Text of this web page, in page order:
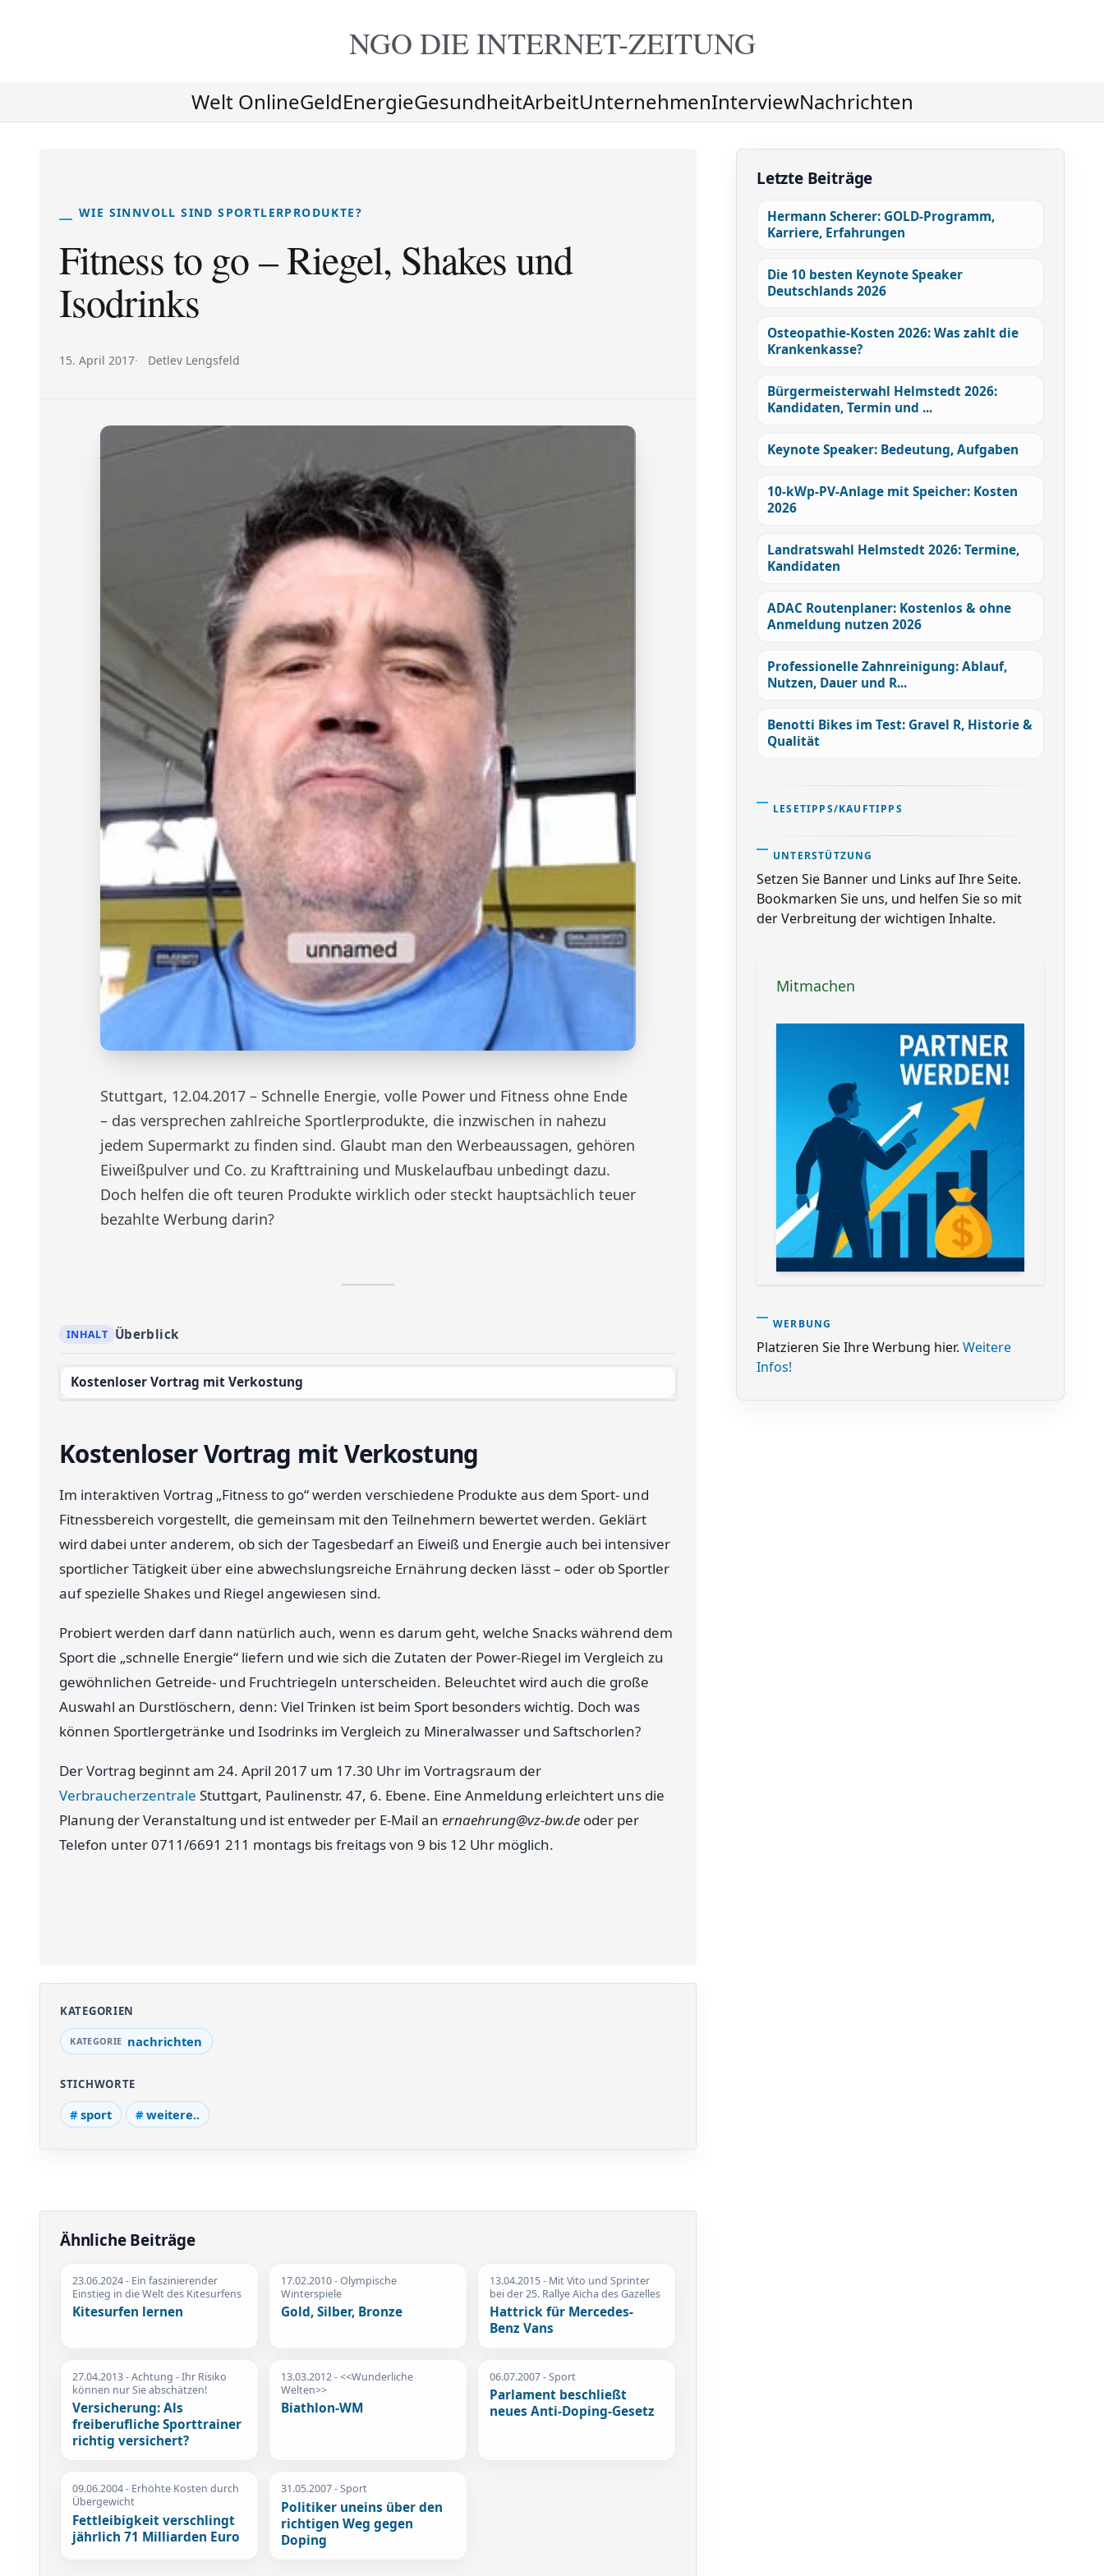
NGO DIEINTERNET-ZEITUNG
Welt OnlineGeldEnergieGesundheitArbeitUnternehmenInterviewNachrichten
WIE SINNVOLL SIND SPORTLERPRODUKTE?
Fitness to go – Riegel, Shakes und
Isodrinks
Veröffentlicht am:
15. April 2017 Autor:
Detlev Lengsfeld
Stuttgart, 12.04.2017 – Schnelle Energie, volle Power und Fitness ohne Ende
– das versprechen zahlreiche Sportlerprodukte, die inzwischen in nahezu
jedem Supermarkt zu finden sind. Glaubt man den Werbeaussagen, gehören
Eiweißpulver und Co. zu Krafttraining und Muskelaufbau unbedingt dazu.
Doch helfen die oft teuren Produkte wirklich oder steckt hauptsächlich teuer
bezahlte Werbung darin?
Überblick
Kostenloser Vortrag mit Verkostung
Kostenloser Vortrag mit Verkostung
Im interaktiven Vortrag „Fitness to go“ werden verschiedene Produkte aus dem Sport- und
Fitnessbereich vorgestellt, die gemeinsam mit den Teilnehmern bewertet werden. Geklärt
wird dabei unter anderem, ob sich der Tagesbedarf an Eiweiß und Energie auch bei intensiver
sportlicher Tätigkeit über eine abwechslungsreiche Ernährung decken lässt – oder ob Sportler
auf spezielle Shakes und Riegel angewiesen sind.
Probiert werden darf dann natürlich auch, wenn es darum geht, welche Snacks während dem
Sport die „schnelle Energie“ liefern und wie sich die Zutaten der Power-Riegel im Vergleich zu
gewöhnlichen Getreide- und Fruchtriegeln unterscheiden. Beleuchtet wird auch die große
Auswahl an Durstlöschern, denn: Viel Trinken ist beim Sport besonders wichtig. Doch was
können Sportlergetränke und Isodrinks im Vergleich zu Mineralwasser und Saftschorlen?
Der Vortrag beginnt am 24. April 2017 um 17.30 Uhr im Vortragsraum der
Verbraucherzentrale Stuttgart, Paulinenstr. 47, 6. Ebene. Eine Anmeldung erleichtert uns die
Planung der Veranstaltung und ist entweder per E-Mail an ernaehrung@vz-bw.de oder per
Telefon unter 0711/6691 211 montags bis freitags von 9 bis 12 Uhr möglich.
KATEGORIEN
nachrichten
STICHWORTE
sport weitere..
Ähnliche Beiträge
23.06.2024- Ein faszinierender
Einstieg in die Welt des Kitesurfens
Kitesurfen lernen
17.02.2010- Olympische
Winterspiele
Gold, Silber, Bronze
13.04.2015- Mit Vito und Sprinter
bei der 25. Rallye Aïcha des Gazelles
Hattrick für Mercedes-
Benz Vans
27.04.2013- Achtung - Ihr Risiko
können nur Sie abschätzen!
Versicherung: Als
freiberufliche Sporttrainer
richtig versichert?
13.03.2012- <<Wunderliche
Welten>>
Biathlon-WM
06.07.2007- Sport
Parlament beschließt
neues Anti-Doping-Gesetz
09.06.2004- Erhöhte Kosten durch
Übergewicht
Fettleibigkeit verschlingt
jährlich 71 Milliarden Euro
31.05.2007- Sport
Politiker uneins über den
richtigen Weg gegen
Doping
Letzte Beiträge
Hermann Scherer: GOLD-Programm,
Karriere, Erfahrungen
Die 10 besten Keynote Speaker
Deutschlands 2026
Osteopathie-Kosten 2026: Was zahlt die
Krankenkasse?
Bürgermeisterwahl Helmstedt 2026:
Kandidaten, Termin und ...
Keynote Speaker: Bedeutung, Aufgaben
10-kWp-PV-Anlage mit Speicher: Kosten
2026
Landratswahl Helmstedt 2026: Termine,
Kandidaten
ADAC Routenplaner: Kostenlos & ohne
Anmeldung nutzen 2026
Professionelle Zahnreinigung: Ablauf,
Nutzen, Dauer und R...
Benotti Bikes im Test: Gravel R, Historie &
Qualität
LESETIPPS/KAUFTIPPS
UNTERSTÜTZUNG
Setzen Sie Banner und Links auf Ihre Seite.
Bookmarken Sie uns, und helfen Sie so mit
der Verbreitung der wichtigen Inhalte.
Mitmachen
WERBUNG
Platzieren Sie Ihre Werbung hier. Weitere
Infos!